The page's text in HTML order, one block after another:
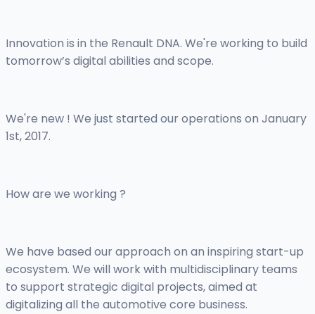
Innovation is in the Renault DNA. We're working to build
tomorrow’s digital abilities and scope.
We're new ! We just started our operations on January
1st, 2017.
How are we working ?
We have based our approach on an inspiring start-up
ecosystem. We will work with multidisciplinary teams
to support strategic digital projects, aimed at
digitalizing all the automotive core business.